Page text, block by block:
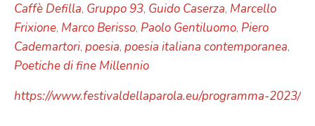
Caffè Defilla, Gruppo 93, Guido Caserza, Marcello
Frixione, Marco Berisso, Paolo Gentiluomo, Piero
Cademartori, poesia, poesia italiana contemporanea,
Poetiche di fine Millennio
https://www.festivaldellaparola.eu/programma-2023/